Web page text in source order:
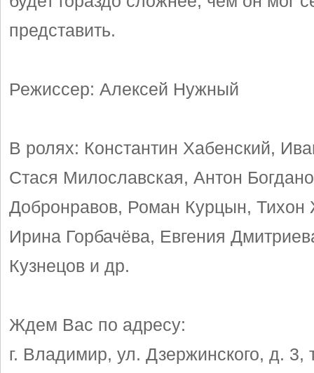
представить.
Режиссер: Алексей Нужный
В ролях: Константин Хабенский,
Стася Милославская, Антон
Добронравов, Роман Курцын, Тихон
Ирина Горбачёва, Евгения
Кузнецов и др.
Ждем Вас по адресу:
г. Владимир, ул. Дзержинского, д. 3,